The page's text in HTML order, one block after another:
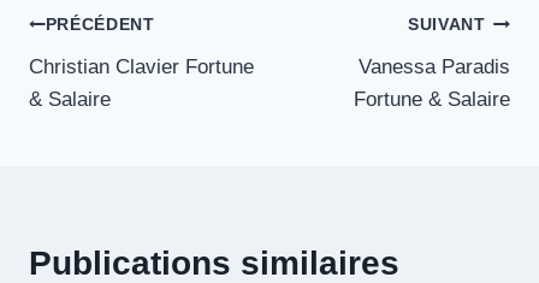
Navigation
de
PRÉCÉDENT
Christian Clavier Fortune
& Salaire
SUIVANT
Vanessa Paradis
Fortune & Salaire
Publications similaires